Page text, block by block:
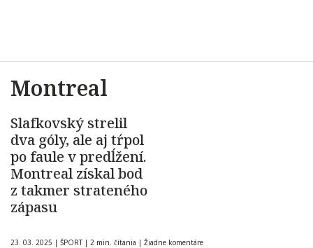
Montreal
Slafkovský strelil
dva góly, ale aj tŕpol
po faule v predĺžení.
Montreal získal bod
z takmer strateného
zápasu
23. 03. 2025 | ŠPORT | 2 min. čítania | Žiadne komentáre